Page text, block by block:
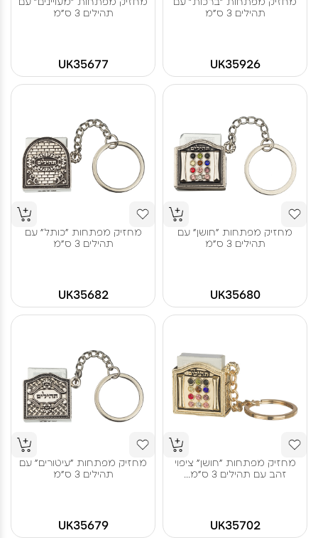
תהילים 3 ס"מ
UK35926
תהילים 3 ס"מ
UK35677
מחזיק מפתחות "חושן" עם
תהילים 3 ס"מ
UK35680
מחזיק מפתחות "כותל" עם
תהילים 3 ס"מ
UK35682
מחזיק מפתחות "חושן" ציפוי
זהב עם תהילים 3 ס"מ...
UK35702
מחזיק מפתחות "עיטורים" עם
תהילים 3 ס"מ
UK35679